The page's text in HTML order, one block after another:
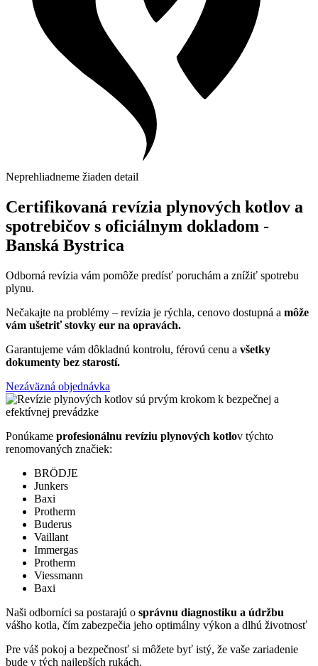
Neprehliadneme žiaden detail
Certifikovaná revízia plynových kotlov a
spotrebičov s oficiálnym dokladom -
Banská Bystrica
Odborná revízia vám pomôže predísť poruchám a znížiť spotrebu
plynu.
Nečakajte na problémy – revízia je rýchla, cenovo dostupná a môže
vám ušetriť stovky eur na opravách.
Garantujeme vám dôkladnú kontrolu, férovú cenu a všetky
dokumenty bez starostí.
Nezáväzná objednávka
Ponúkame profesionálnu revíziu plynových kotlov týchto
renomovaných značiek:
BRÖDJE
Junkers
Baxi
Protherm
Buderus
Vaillant
Immergas
Protherm
Viessmann
Baxi
Naši odborníci sa postarajú o správnu diagnostiku a údržbu
vášho kotla, čím zabezpečia jeho optimálny výkon a dlhú životnosť
Pre váš pokoj a bezpečnosť si môžete byť istý, že vaše zariadenie
bude v tých najlepších rukách.